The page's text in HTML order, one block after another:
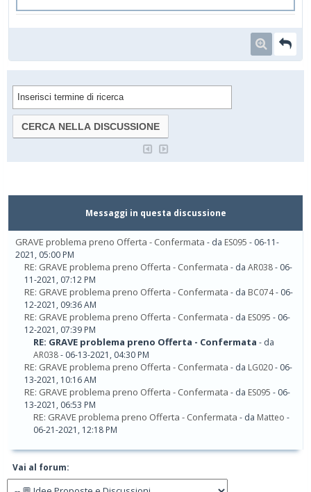
Messaggi in questa discussione
GRAVE problema preno Offerta - Confermata - da ES095 - 06-11-
2021, 05:00 PM
RE: GRAVE problema preno Offerta - Confermata - da AR038- 06-
11-2021, 07:12 PM
RE: GRAVE problema preno Offerta - Confermata - da BC074- 06-
12-2021, 09:36 AM
RE: GRAVE problema preno Offerta - Confermata - da ES095 - 06-
12-2021, 07:39 PM
RE: GRAVE problema preno Offerta - Confermata - da
AR038- 06-13-2021, 04:30 PM
RE: GRAVE problema preno Offerta - Confermata - da LG020- 06-
13-2021, 10:16 AM
RE: GRAVE problema preno Offerta - Confermata - da ES095 - 06-
13-2021, 06:53 PM
RE: GRAVE problema preno Offerta - Confermata - da Matteo -
06-21-2021, 12:18 PM
Vai al forum: